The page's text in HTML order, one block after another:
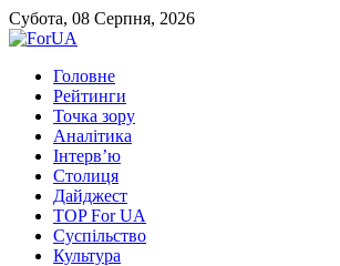
Субота, 08 Серпня, 2026
Головне
Рейтинги
Точка зору
Аналітика
Інтерв’ю
Столиця
Дайджест
TOP For UA
Суспiльство
Культура